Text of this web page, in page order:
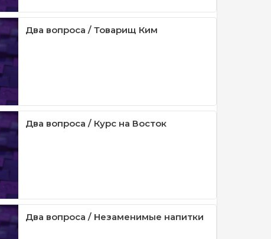
Два вопроса / Товарищ Ким
Два вопроса / Курс на Восток
Два вопроса / Незаменимые напитки